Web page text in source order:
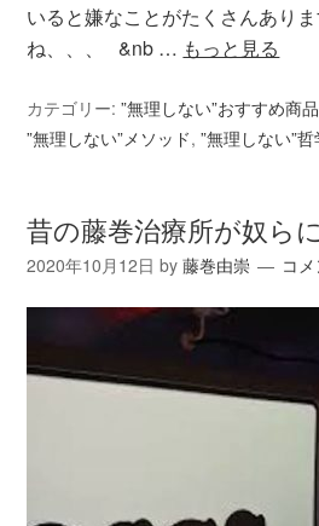
いると嫌なことがたくさんあ
ね、、、 &nb … もっと見る
カテゴリー:”無理しない”おすすめ商品
”無理しない”メソッド,”無理しない”
昔の藤巻治療所が奴ら
2020年10月12日 by藤巻由崇 コ